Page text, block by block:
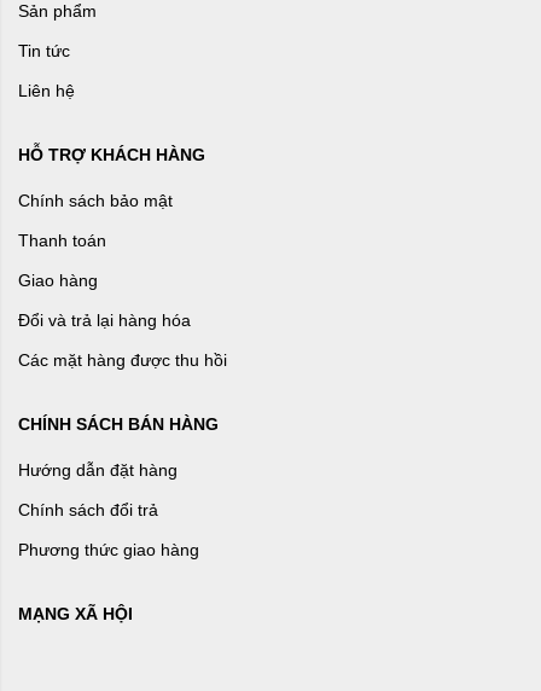
Sản phẩm
Tin tức
Liên hệ
HỖ TRỢ KHÁCH HÀNG
Chính sách bảo mật
Thanh toán
Giao hàng
Đổi và trả lại hàng hóa
Các mặt hàng được thu hồi
CHÍNH SÁCH BÁN HÀNG
Hướng dẫn đặt hàng
Chính sách đổi trả
Phương thức giao hàng
MẠNG XÃ HỘI